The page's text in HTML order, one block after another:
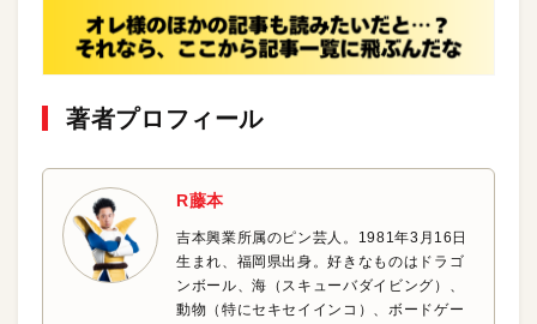
著者プロフィール
R藤本
吉本興業所属のピン芸人。1981年3月16日
生まれ、福岡県出身。好きなものはドラゴ
ンボール、海（スキューバダイビング）、
動物（特にセキセイインコ）、ボードゲー